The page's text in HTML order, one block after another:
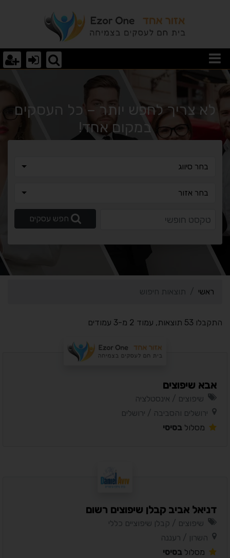
תוצאות חיפוש
לא צריך לחפש יותר – כל העסקים
במקום אחד!
בחר סיווג
בחר אזור
חפש עסקים
ראשי תוצאות חיפוש
התקבלו 53 תוצאות, עמוד 2 מ-3 עמודים
אבא שיפוצים
שיפוצים / אינסטלציה
ירושלים והסביבה / ירושלים
מסלול בסיסי
דניאל אביב קבלן שיפוצים רשום
שיפוצים / קבלן שיפוציים כללי
השרון / רעננה
מסלול בסיסי